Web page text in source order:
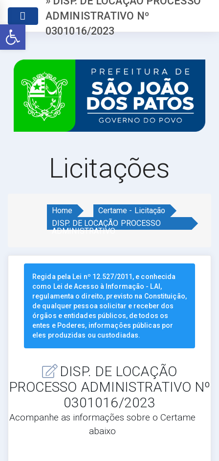
Abrir a barra de ferramentas
ADMINISTRATIVO Nº
0301016/2023
Licitações
Home
Certame - Licitação
DISP. DE LOCAÇÃO PROCESSO
ADMINISTRATIVO
Regida pela Lei nº 12.527/2011, e conhecida
como Lei de Acesso à Informação - LAI,
regulamenta o direito, previsto na Constituição,
de qualquer pessoa solicitar e receber dos
órgãos e entidades públicos, de todos os
entes e Poderes, informações públicas por
eles produzidas ou custodiadas.
DISP. DE LOCAÇÃO
PROCESSO ADMINISTRATIVO Nº
0301016/2023
Acompanhe as informações sobre o Certame
abaixo